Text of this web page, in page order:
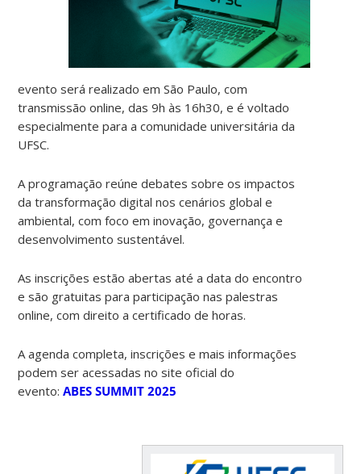
evento será realizado em São Paulo, com
transmissão online, das 9h às 16h30, e é voltado
especialmente para a comunidade universitária da
UFSC.
A programação reúne debates sobre os impactos
da transformação digital nos cenários global e
ambiental, com foco em inovação, governança e
desenvolvimento sustentável.
As inscrições estão abertas até a data do encontro
e são gratuitas para participação nas palestras
online, com direito a certificado de horas.
A agenda completa, inscrições e mais informações
podem ser acessadas no site oficial do
evento:ABES SUMMIT 2025